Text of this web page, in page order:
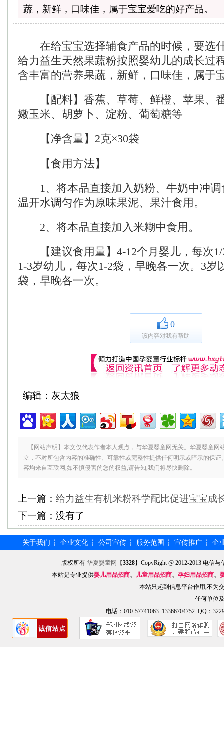
蔬，新鲜，口味佳，属于宝宝爱吃的好产品。
在给宝宝选择辅食产品的时候，要选
给力益生天然果蔬粉按照婴幼儿的成长过
含丰富的营养果蔬，新鲜，口味佳，属于
【配料】香蕉、草莓、鲜橙、苹果、
嫩玉米、胡萝卜、淀粉、葡萄糖等
【净含量】2克×30袋
【食用方法】
1、将本品直接加入奶粉、牛奶中冲调
温开水调匀作为原味果泥、果汁食用。
2、将本品直接加入米糊中食用。
【建议食用量】4-12个月婴儿，每次1/
1-3岁幼儿，每次1-2袋，早晚各一次。3岁
袋，早晚各一次。
0
该内容对我有帮助
编辑：灰太狼
【网站声明】本文仅代表作者本人观点，与华夏婴童网无关。华夏婴童网
立，不对所包含内容的准确性、可靠性或完整性提供任何明示或暗示的保
容均来自互联网,如不慎侵害的您的权益,请告知,我们将尽快删除。
上一篇： 给力益生有机米粉科学配比促进宝宝成
下一篇： 没有了
关于我们 ┆ 企业文化 ┆ 公司宣传 ┆ 服务范围 ┆ 宣传推广 ┆ 企
版权所有华夏婴童网 【3328】CopyRight @ 2012-2013 电信
本站是专业提供婴儿用品招商、 儿童用品招商、 孕妇用品招商、
本站只起到信息平台作用,不为
任何单位
电话：010-57741063 13366704752 QQ：